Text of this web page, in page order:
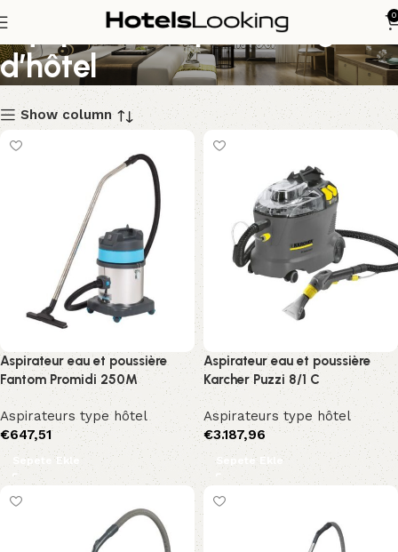
0
Équipements pour étage
d’hôtel
Show column
Aspirateur eau et poussière
Fantom Promidi 250M
Aspirateurs type hôtel
€647,51
Sepete Ekle
Aspirateur eau et poussière
Karcher Puzzi 8/1 C
Aspirateurs type hôtel
€3.187,96
Sepete Ekle